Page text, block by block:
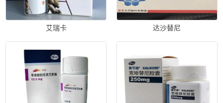
艾瑞卡 达沙替尼